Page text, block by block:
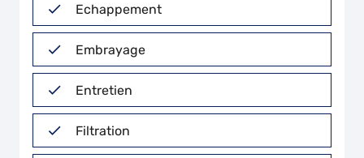
Echappement
Embrayage
Entretien
Filtration